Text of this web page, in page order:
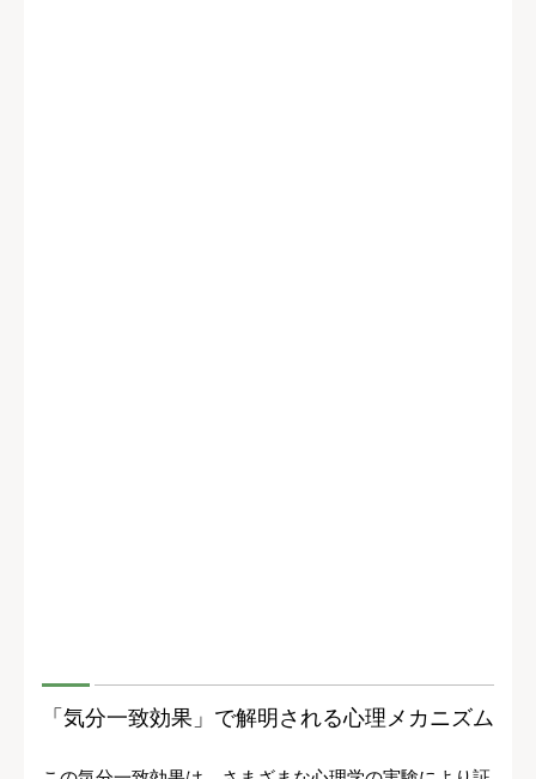
「気分一致効果」で解明される心理メカニズム